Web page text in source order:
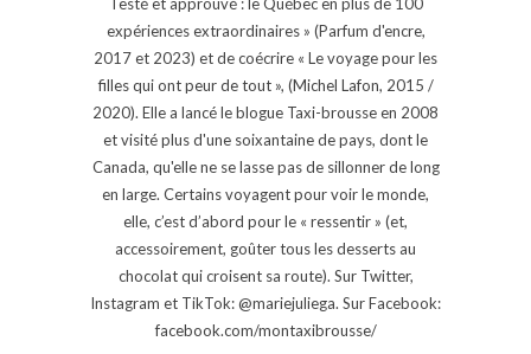
expériences extraordinaires » (Parfum d'encre,
2017 et 2023) et de coécrire « Le voyage pour les
filles qui ont peur de tout », (Michel Lafon, 2015 /
2020). Elle a lancé le blogue Taxi-brousse en 2008
et visité plus d'une soixantaine de pays, dont le
Canada, qu'elle ne se lasse pas de sillonner de long
en large. Certains voyagent pour voir le monde,
elle, c’est d’abord pour le « ressentir » (et,
accessoirement, goûter tous les desserts au
chocolat qui croisent sa route). Sur Twitter,
Instagram et TikTok: @mariejuliega. Sur Facebook:
facebook.com/montaxibrousse/